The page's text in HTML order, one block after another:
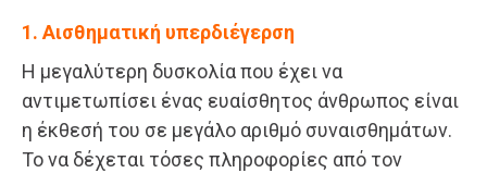
1. Αισθηματική υπερδιέγερση
Η μεγαλύτερη δυσκολία που έχει να
αντιμετωπίσει ένας ευαίσθητος άνθρωπος είναι
η έκθεσή του σε μεγάλο αριθμό συναισθημάτων.
Το να δέχεται τόσες πληροφορίες από τον